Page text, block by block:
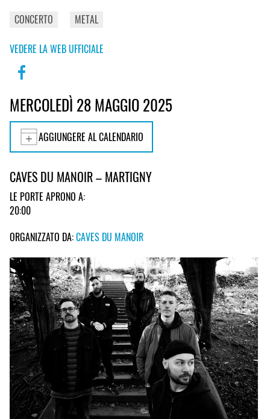
CONCERTO
METAL
VEDERE LA WEB UFFICIALE
MERCOLEDÌ 28 MAGGIO 2025
AGGIUNGERE AL CALENDARIO
CAVES DU MANOIR – MARTIGNY
LE PORTE APRONO A:
20:00
ORGANIZZATO DA:CAVES DU MANOIR